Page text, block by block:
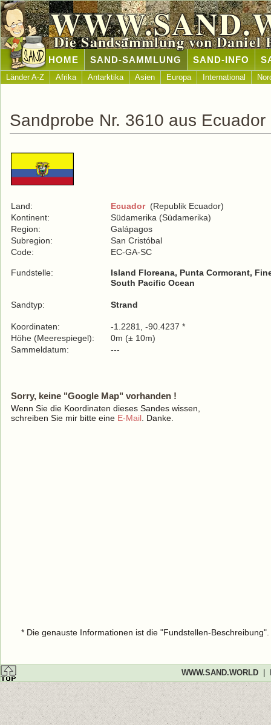
Die Sandsammlung von Daniel
HOME SAND-SAMMLUNG SAND-INFO
Länder A-Z Afrika Antarktika Asien Europa International
Sandprobe Nr. 3610 aus Ecuador
Land: Ecuador(Republik Ecuador)
Kontinent:
Südamerika (Südamerika)
Region:
Galápagos
Subregion:
San Cristóbal
Code:
EC-GA-SC
Fundstelle:
Island Floreana, Punta Cormorant,
South Pacific Ocean
Sandtyp: Strand
Koordinaten:
-1.2281, -90.4237 *
Höhe (Meerespiegel):
0m (± 10m)
Sammeldatum:
---
Sorry, keine "Google Map" vorhanden !
Wenn Sie die Koordinaten dieses Sandes wissen,
schreiben Sie mir bitte eine E-Mail . Danke.
* Die genauste Informationen ist die "Fundstellen-
WWW.SAND.WORLD|